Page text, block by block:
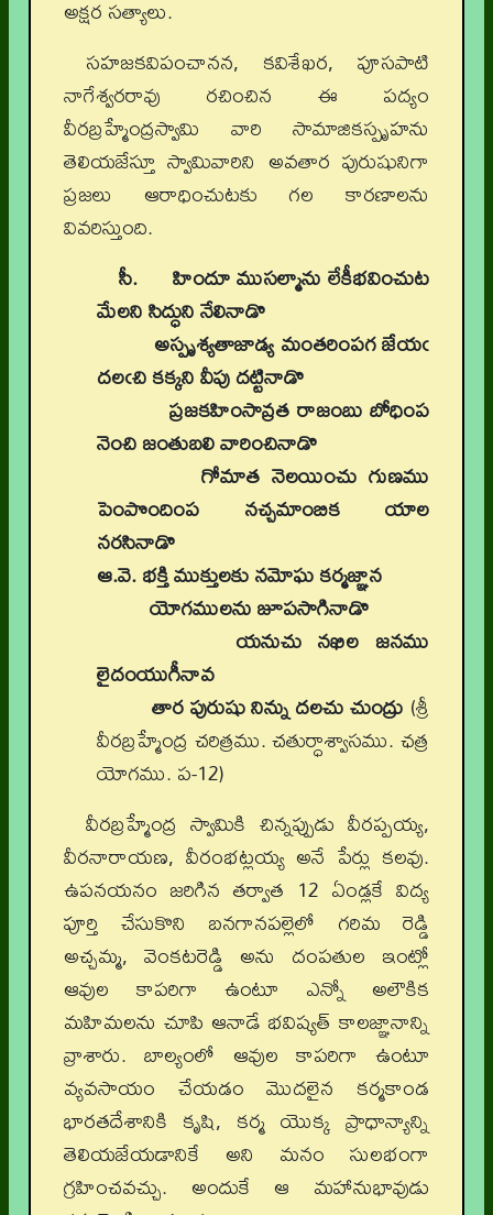
అక్షర సత్యాలు.
సహజకవిపంచానన, కవిశేఖర, పూసపాటి
నాగేశ్వరరావు రచించిన ఈ పద్యం
వీరబ్రహ్మేంద్రస్వామి వారి సామాజికస్పృహను
తెలియజేస్తూ స్వామివారిని అవతార పురుషునిగా
ప్రజలు ఆరాధించుటకు గల కారణాలను
వివరిస్తుంది.
సీ. హిందూ ముసల్మాను లేకీభవించుట
మేలని సిద్ధుని నేలినాడొ
అస్పృశ్యతాజాడ్య మంతరింపగ జేయఁ
దలఁచి కక్కని వీపు దట్టినాడొ
ప్రజకహింసావ్రత రాజంబు బోధింప
నెంచి జంతుబలి వారించినాడొ
గోమాత నెలయించు గుణము
పెంపొందింప నచ్చమాంబిక యాల
నరసినాడొ
ఆ.వె. భక్తి ముక్తులకు నమోఘ కర్మజ్ఞాన
యోగములను జూపసాగినాడొ
యనుచు నఖిల జనము
లైదంయుగీనావ
తార పురుషు నిన్ను దలచు చుంద్రు (శ్రీ
వీరబ్రహ్మేంద్ర చరిత్రము. చతుర్ధాశ్వాసము. ఛత్ర
యోగము. ప-12)
వీరబ్రహ్మేంద్ర స్వామికి చిన్నప్పుడు వీరప్పయ్య,
వీరనారాయణ, వీరంభట్లయ్య అనే పేర్లు కలవు.
ఉపనయనం జరిగిన తర్వాత 12 ఏండ్లకే విద్య
పూర్తి చేసుకొని బనగానపల్లెలో గరిమ రెడ్డి
అచ్చమ్మ, వెంకటరెడ్డి అను దంపతుల ఇంట్లో
ఆవుల కాపరిగా ఉంటూ ఎన్నో అలౌకిక
మహిమలను చూపి ఆనాడే భవిష్యత్ కాలజ్ఞానాన్ని
వ్రాశారు. బాల్యంలో ఆవుల కాపరిగా ఉంటూ
వ్యవసాయం చేయడం మొదలైన కర్మకాండ
భారతదేశానికి కృషి, కర్మ యొక్క ప్రాధాన్యాన్ని
తెలియజేయడానికే అని మనం సులభంగా
గ్రహించవచ్చు. అందుకే ఆ మహానుభావుడు